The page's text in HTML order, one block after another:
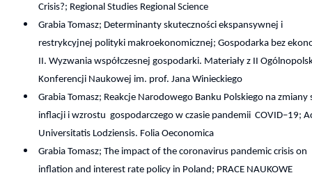
Crisis?; Regional Studies Regional Science
Grabia Tomasz; Determinanty skuteczności ekspansywnej i
restrykcyjnej polityki makroekonomicznej; Gospodarka bez
II. Wyzwania współczesnej gospodarki. Materiały z II
Konferencji Naukowej im. prof. Jana Winieckiego
Grabia Tomasz; Reakcje Narodowego Banku Polskiego na zmiany
inflacji i wzrostu gospodarczego w czasie pandemii COVID–19;
Universitatis Lodziensis. Folia Oeconomica
Grabia Tomasz; The impact of the coronavirus pandemic crisis on
inflation and interest rate policy in Poland; PRACE NAUKOWE